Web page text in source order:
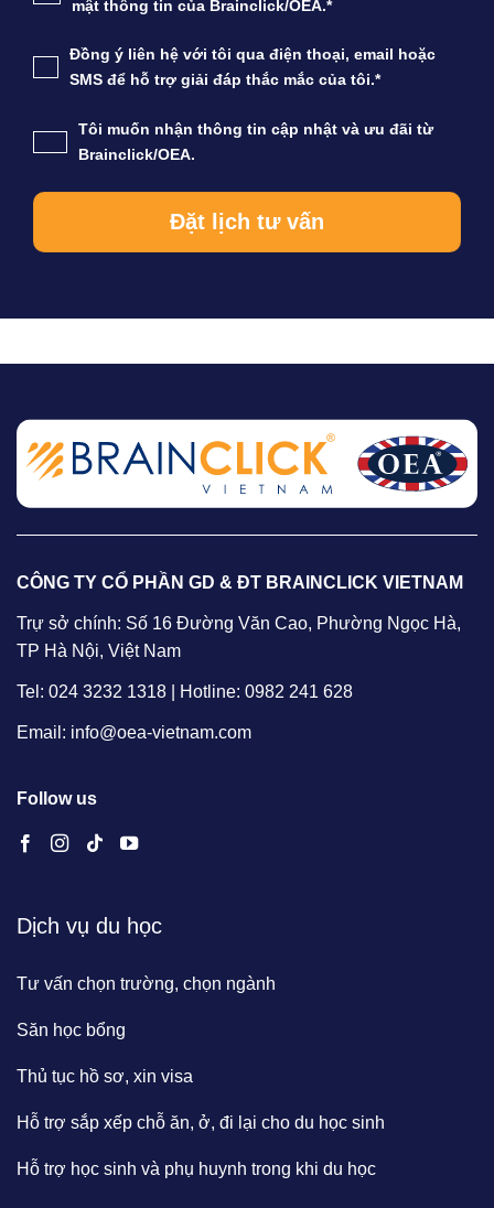
mật thông tin của Brainclick/OEA.*
Đồng ý liên hệ với tôi qua điện thoại, email hoặc
SMS để hỗ trợ giải đáp thắc mắc của tôi.*
Tôi muốn nhận thông tin cập nhật và ưu đãi từ
Brainclick/OEA.
CÔNG TY CỔ PHẦN GD & ĐT BRAINCLICK VIETNAM
Trự sở chính: Số 16 Đường Văn Cao, Phường Ngọc Hà,
TP Hà Nội, Việt Nam
Tel: 024 3232 1318 | Hotline: 0982 241 628
Email: info@oea-vietnam.com
Follow us
Dịch vụ du học
Tư vấn chọn trường, chọn ngành
Săn học bổng
Thủ tục hồ sơ, xin visa
Hỗ trợ sắp xếp chỗ ăn, ở, đi lại cho du học sinh
Hỗ trợ học sinh và phụ huynh trong khi du học